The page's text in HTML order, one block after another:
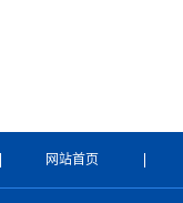
网站首页